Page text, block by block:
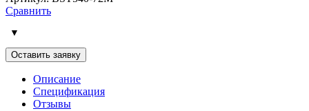
Сравнить
Оставить заявку
Описание
Спецификация
Отзывы